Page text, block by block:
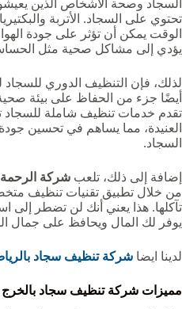
السجاد وصحة الأشخاص الذين
تحتوي على السجاد. الأتربة
الوقت يمكن أن تؤثر على جودة
يؤدي إلى مشاكل صحية مثل
لذلك، فإن التنظيف الدوري
أيضًا جزء من الحفاظ على بيئة
تقدم خدمات تنظيف شاملة للسجاد
العنيدة، مما يساهم في تحسين
السجاد.
إضافة إلى ذلك، تلعب شركة الرحمة
من خلال تطبيق تقنيات تنظيف
تآكلها. هذا يعني أنك لن تضطر إلى
يوفر لك المال ويحافظ على جمال
لدينا ايضا شركة تنظيف سجاد
مميزات شركة تنظيف سجاد بالخرج